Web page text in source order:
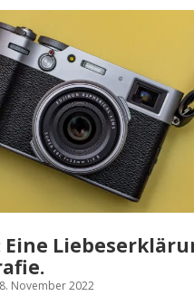
<span
X100V
Eine
November 2022